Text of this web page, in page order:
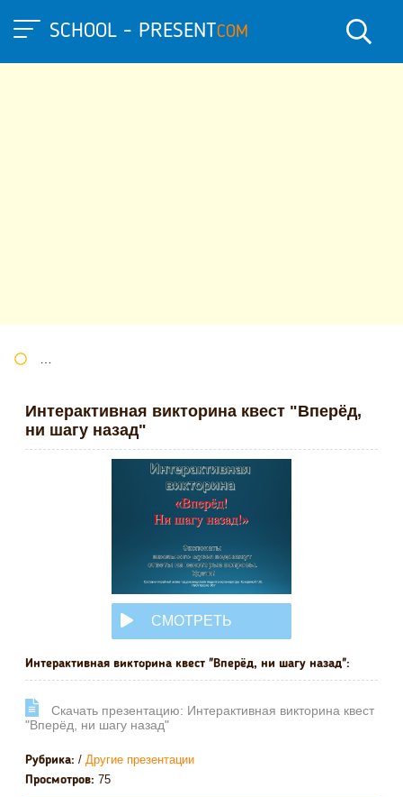
SCHOOL - PRESENTCOM
Интерактивная викторина квест "Вперёд,
ни шагу назад"
СМОТРЕТЬ
Интерактивная викторина квест "Вперёд, ни шагу назад":
Cкачать презентацию: Интерактивная викторина квест
"Вперёд, ни шагу назад"
Рубрика: / Другие презентации
Просмотров: 75